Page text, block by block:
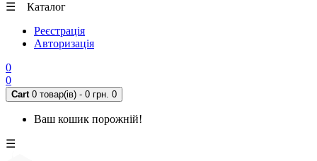
☰ Каталог
Реєстрація
Авторизація
0
0
Cart 0 товар(ів) - 0 грн. 0
Ваш кошик порожній!
☰